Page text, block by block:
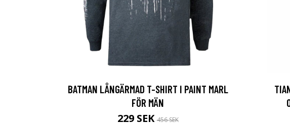
BATMAN LÅNGÄRMAD T-SHIRT I PAINT MARL
FÖR MÄN
229 SEK456 SEK